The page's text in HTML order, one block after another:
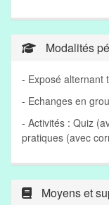
Modalités
- Exposé alternant
- Echanges en
- Activités : Quiz
pratiques (avec
Moyens et